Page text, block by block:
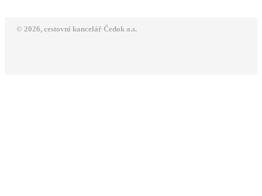
© 2026, cestovní kancelář Čedok a.s.